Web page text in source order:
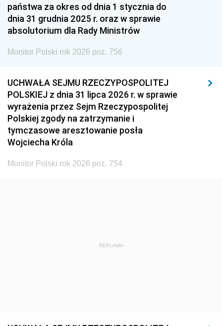
państwa za okres od dnia 1 stycznia do
dnia 31 grudnia 2025 r. oraz w sprawie
absolutorium dla Rady Ministrów
Monitor Polski rok 2026 poz. 756
UCHWAŁA SEJMU RZECZYPOSPOLITEJ
POLSKIEJ z dnia 31 lipca 2026 r. w sprawie
wyrażenia przez Sejm Rzeczypospolitej
Polskiej zgody na zatrzymanie i
tymczasowe aresztowanie posła
Wojciecha Króla
Monitor Polski rok 2026 poz. 754
REKLAMA